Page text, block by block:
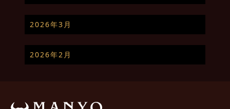
2026年3月
2026年2月